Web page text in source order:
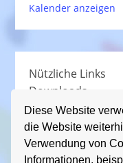
Diese Website
die Website
Verwendung von
Informationen,
n
h
o
n
o
r
h
o
b
e
n
Kalender anzeigen
Nützliche Links
Downloads
Schullied